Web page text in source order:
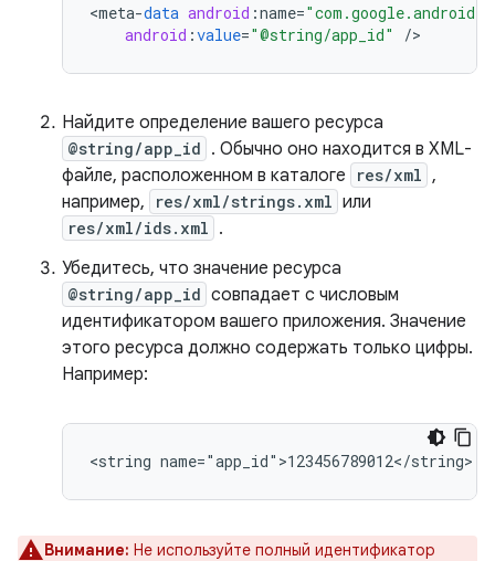
<meta-data android :name=
android :value="@string/app_id" /
Найдите определение вашего ресурса
@string/app_id . Обычно оно находится в XML-
файле, расположенном в каталоге
res/xml ,
например,
res/xml/strings.xml или
res/xml/ids.xml .
Убедитесь, что значение ресурса
@string/app_id совпадает с числовым
идентификатором вашего приложения. Значение
этого ресурса должно содержать только цифры.
Например:
Внимание: Не используйте полный идентификатор